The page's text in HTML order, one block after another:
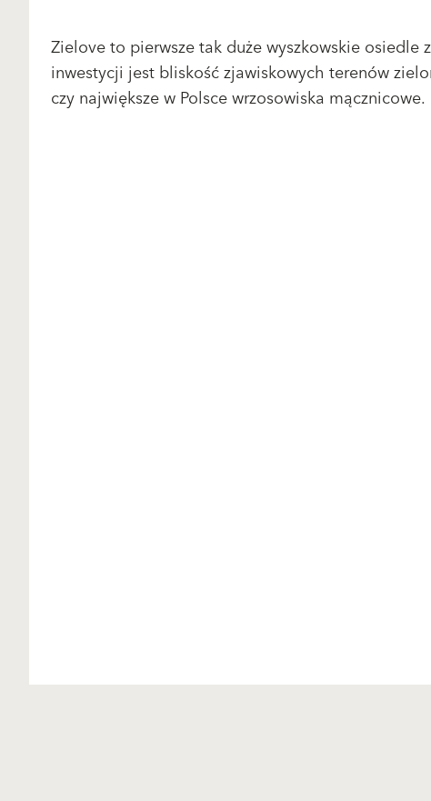
Zielove to pierwsze tak duże wyszkowskie
inwestycji jest bliskość zjawiskowych terenów
czy największe w Polsce wrzosowiska mącznicowe.